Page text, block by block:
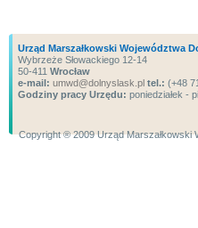
Urząd Marszałkowski Województwa
Wybrzeże Słowackiego 12-14
50-411 Wrocław
e-mail: umwd@dolnyslask.pl tel.: (+48
Godziny pracy Urzędu: poniedziałek -
Copyright ® 2009 Urząd Marszałkowski